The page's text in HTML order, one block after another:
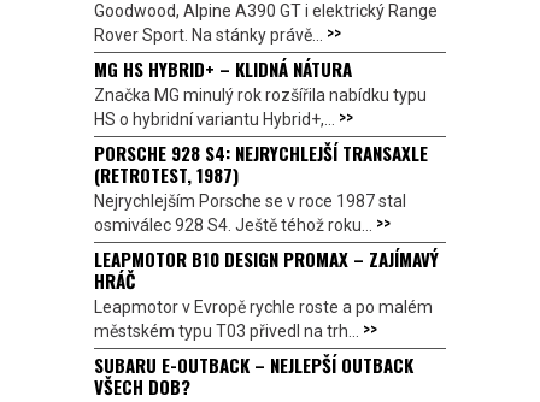
Goodwood, Alpine A390 GT i elektrický Range
Rover Sport. Na stánky právě... >>
MG HS HYBRID+ – KLIDNÁ NÁTURA
Značka MG minulý rok rozšířila nabídku typu
HS o hybridní variantu Hybrid+,... >>
PORSCHE 928 S4: NEJRYCHLEJŠÍ TRANSAXLE
(RETROTEST, 1987)
Nejrychlejším Porsche se v roce 1987 stal
osmiválec 928 S4. Ještě téhož roku... >>
LEAPMOTOR B10 DESIGN PROMAX – ZAJÍMAVÝ
HRÁČ
Leapmotor v Evropě rychle roste a po malém
městském typu T03 přivedl na trh... >>
SUBARU E-OUTBACK – NEJLEPŠÍ OUTBACK
VŠECH DOB?